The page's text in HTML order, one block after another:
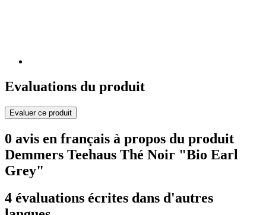
Evaluations du produit
Evaluer ce produit
0 avis en français à propos du produit
Demmers Teehaus Thé Noir "Bio Earl
Grey"
4 évaluations écrites dans d'autres